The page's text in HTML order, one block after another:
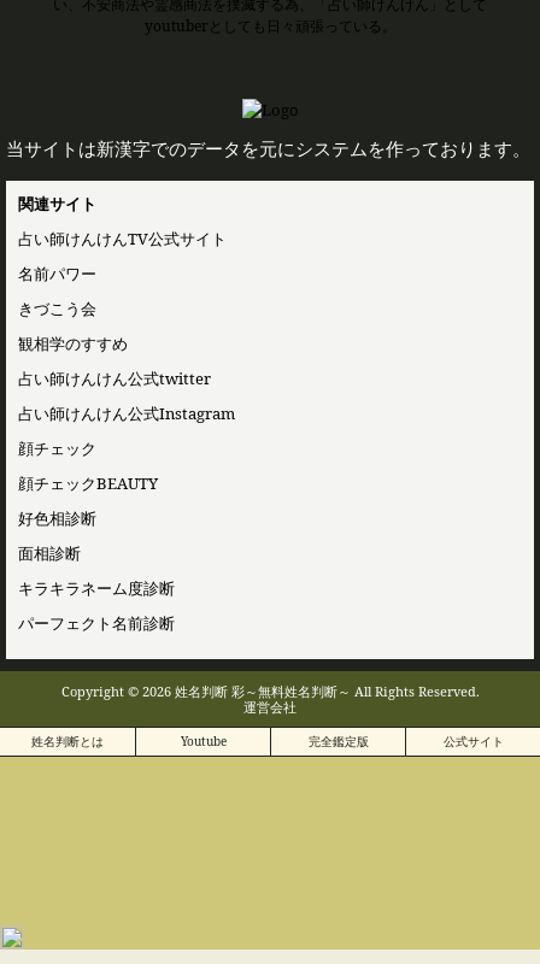
い、不安商法や霊感商法を撲滅する為、「占い師けんけん」として
youtuberとしても日々頑張っている。
当サイトは新漢字でのデータを元にシステムを作っております。
関連サイト
占い師けんけんTV公式サイト
名前パワー
きづこう会
観相学のすすめ
占い師けんけん公式twitter
占い師けんけん公式Instagram
顔チェック
顔チェックBEAUTY
好色相診断
面相診断
キラキラネーム度診断
パーフェクト名前診断
Copyright © 2026 姓名判断 彩～無料姓名判断～ All Rights Reserved.
運営会社
姓名判断とは Youtube 完全鑑定版 公式サイト